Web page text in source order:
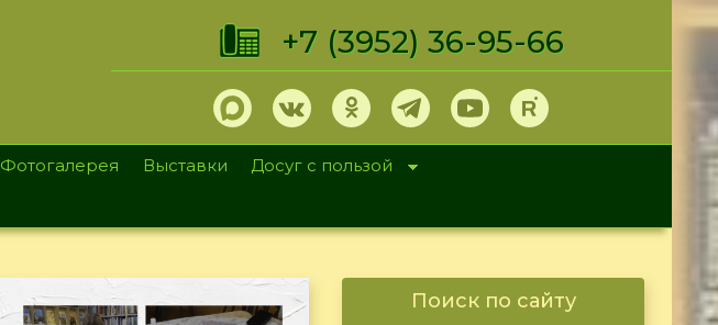
+7 (3952) 36-95-66
Фотогалерея Выставки
Досуг с пользой
Поиск по сайту